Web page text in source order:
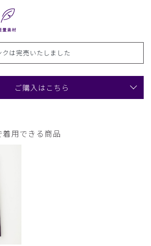
は完売いたしました
ご購入はこちら
用できる商品